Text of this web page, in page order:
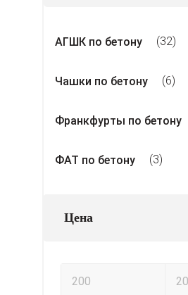
АГШК по бетону (32)
Чашки по бетону (6)
Франкфурты по бетону
ФАТ по бетону (3)
Цена